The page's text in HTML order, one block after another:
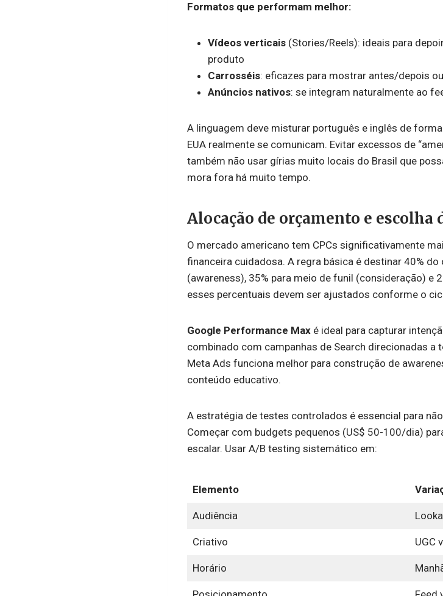
Formatos que performam melhor:
Vídeos verticais (Stories/Reels): ideais para
produto
Carrosséis: eficazes para mostrar antes/depois
Anúncios nativos: se integram naturalmente ao
A linguagem deve misturar português e inglês de
EUA realmente se comunicam. Evitar excessos de
também não usar gírias muito locais do Brasil que
mora fora há muito tempo.
Alocação de orçamento e escolha
O mercado americano tem CPCs significativamente
financeira cuidadosa. A regra básica é destinar 40%
(awareness), 35% para meio de funil (consideração) e
esses percentuais devem ser ajustados conforme o
Google Performance Max é ideal para capturar
combinado com campanhas de Search direcionadas
Meta Ads funciona melhor para construção de
conteúdo educativo.
A estratégia de testes controlados é essencial para
Começar com budgets pequenos (US$ 50-100/dia)
escalar. Usar A/B testing sistemático em:
Elemento
Audiência
Criativo UGC
Horário